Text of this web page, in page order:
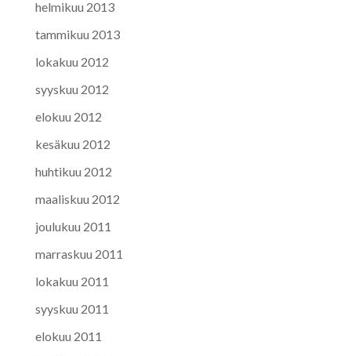
helmikuu 2013
tammikuu 2013
lokakuu 2012
syyskuu 2012
elokuu 2012
kesäkuu 2012
huhtikuu 2012
maaliskuu 2012
joulukuu 2011
marraskuu 2011
lokakuu 2011
syyskuu 2011
elokuu 2011